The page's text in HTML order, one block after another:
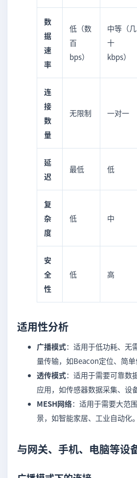
数
据
速
率
低（数
百
bps）
中等（几
十
kbps）
连
接
数
量
无限制 一对一
延
迟
最低 低
复
杂
度
低 中
安
全
性
低 高
适用性分析
广播模式：适用于低功耗、无
量传输，如Beacon定位、简单
透传模式：适用于需要可靠数
应用，如传感器数据采集、设
MESH网络：适用于需要大范
景，如智能家居、工业自动化。
与网关、手机、电脑等设